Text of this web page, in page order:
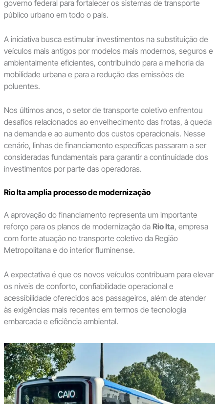
governo federal para fortalecer os sistemas de transporte
público urbano em todo o país.
A iniciativa busca estimular investimentos na substituição de
veículos mais antigos por modelos mais modernos, seguros e
ambientalmente eficientes, contribuindo para a melhoria da
mobilidade urbana e para a redução das emissões de
poluentes.
Nos últimos anos, o setor de transporte coletivo enfrentou
desafios relacionados ao envelhecimento das frotas, à queda
na demanda e ao aumento dos custos operacionais. Nesse
cenário, linhas de financiamento específicas passaram a ser
consideradas fundamentais para garantir a continuidade dos
investimentos por parte das operadoras.
Rio Ita amplia processo de modernização
A aprovação do financiamento representa um importante
reforço para os planos de modernização da Rio Ita, empresa
com forte atuação no transporte coletivo da Região
Metropolitana e do interior fluminense.
A expectativa é que os novos veículos contribuam para elevar
os níveis de conforto, confiabilidade operacional e
acessibilidade oferecidos aos passageiros, além de atender
às exigências mais recentes em termos de tecnologia
embarcada e eficiência ambiental.